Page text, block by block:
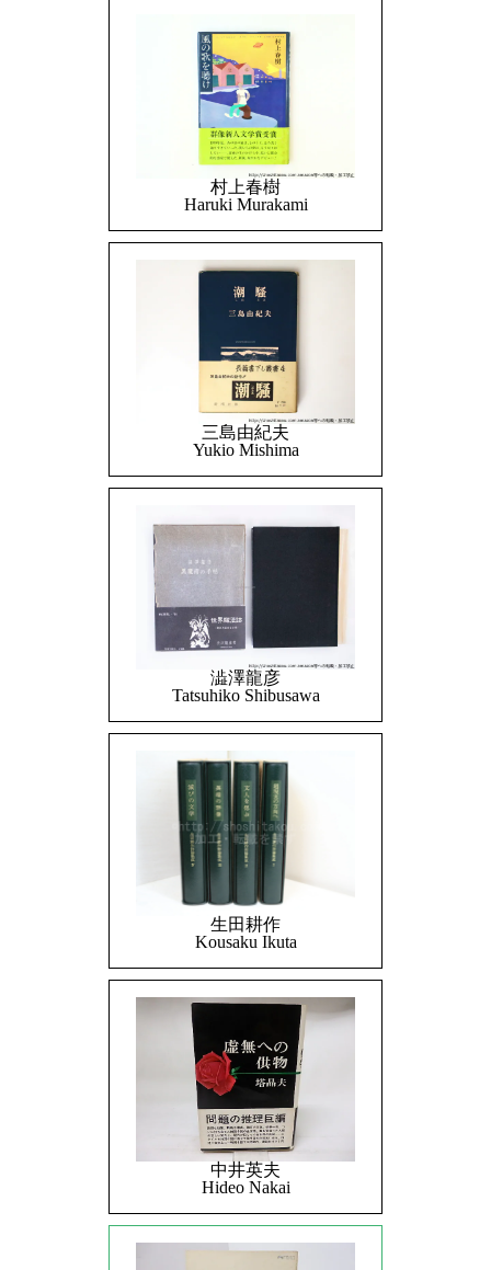
村上春樹
Haruki Murakami
三島由紀夫
Yukio Mishima
澁澤龍彦
Tatsuhiko Shibusawa
生田耕作
Kousaku Ikuta
中井英夫
Hideo Nakai